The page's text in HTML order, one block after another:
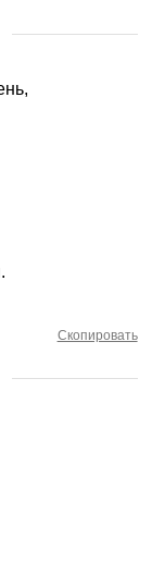
Скопировать